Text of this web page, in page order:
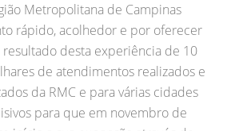
Metropolitana de Campinas
rápido, acolhedor e por oferecer
desta experiência de 10
de atendimentos realizados e
da RMC e para várias cidades
para que em novembro de